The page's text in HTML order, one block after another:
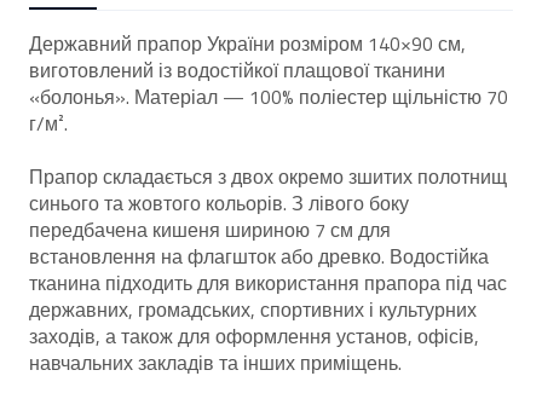
Державний прапор України розміром 140×90 см,
виготовлений із водостійкої плащової тканини
«болонья». Матеріал — 100% поліестер щільністю 70
г/м².
Прапор складається з двох окремо зшитих полотнищ
синього та жовтого кольорів. З лівого боку
передбачена кишеня шириною 7 см для
встановлення на флагшток або древко. Водостійка
тканина підходить для використання прапора під час
державних, громадських, спортивних і культурних
заходів, а також для оформлення установ, офісів,
навчальних закладів та інших приміщень.